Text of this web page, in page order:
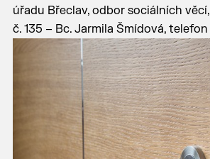
úřadu Břeclav, odbor sociálních
č. 135 – Bc. Jarmila Šmídová, telefon